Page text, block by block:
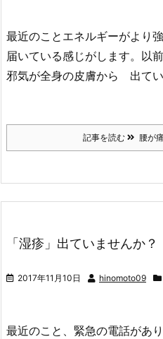
最近のことエネルギーがよ
届いている感じがします。以
邪気が全身の皮膚から 出て
記事を読む 腰が
「湿疹」出ていませんか？
2017年11月10日 hinomoto09
最近のこと、緊急の電話があ